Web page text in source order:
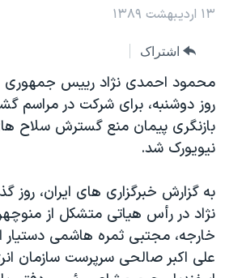
جهشورزشی
گزیده‌ها
ویدیوها
فرهنگ و زندگی
حقوق شهروندی
اقتصادی
علم و فناوری
اسرائیل در جنگ
جام جهانی ۲۰۲۶
عملیات خشم حماسی
بایگانی برنامه‌های تلویزیونی
مستندها
انتخابات ریاست جمهوری آمریکا ۲۰۲۴
حمله جمهوری اسلامی به اسرائیل
رمز مهسا
ورزش زنان در ایران
فرکانس‌های صدای آمریکا
پخش رادیویی
یادگیری زبان انگلیسی
دنبال کنید
زبانهای مختلف
۱۳ اردیبهشت ۱۳۸۹
اشتراک
محمود احمدی نژاد رييس جمهوری
روز دوشنبه، برای شرکت در مراسم
بازنگری پيمان منع گسترش سلاح
نيويورک شد.
به گزارش خبرگزاری های ايران،
نژاد در رأس هياتی متشکل از
خارجه، مجتبی ثمره هاشمی
علی اکبر صالحی سرپرست سازمان